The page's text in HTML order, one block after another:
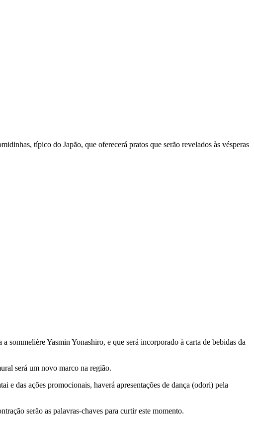
típico do Japão, que oferecerá pratos que serão revelados às vésperas
sommelière Yasmin Yonashiro, e que será incorporado à carta de bebidas da
será um novo marco na região.
e das ações promocionais, haverá apresentações de dança (odori) pela
serão as palavras-chaves para curtir este momento.